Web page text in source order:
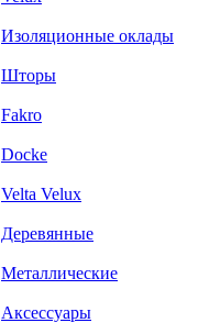
Изоляционные оклады
Шторы
Fakro
Docke
Velta Velux
Деревянные
Металлические
Аксессуары